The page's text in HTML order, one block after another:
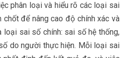
phân loại và hiểu rõ các loại sai
để nâng cao độ chính xác và
loại sai số chính: sai số hệ thống,
do người thực hiện. Mỗi loại sai